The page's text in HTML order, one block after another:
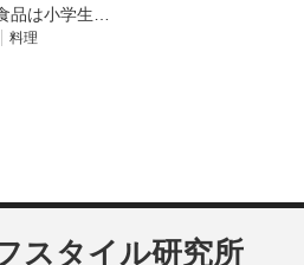
品は小学生…
料理
スタイル研究所